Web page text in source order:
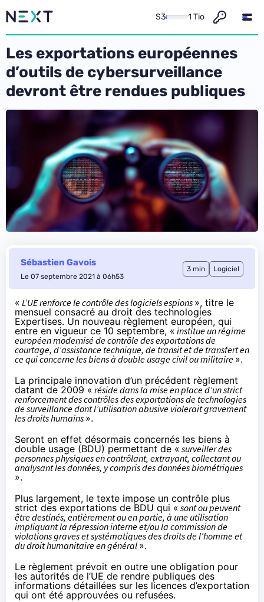
S3 1 Tio
Les exportations européennes
d’outils de cybersurveillance
devront être rendues publiques
Sébastien Gavois
Le 07 septembre 2021 à 06h53
3 min Logiciel
« L’UE renforce le contrôle des logiciels espions », titre le
mensuel consacré au droit des technologies
Expertises. Un nouveau règlement européen, qui
entre en vigueur ce 10 septembre, « institue un régime
européen modernisé de contrôle des exportations de
courtage, d’assistance technique, de transit et de transfert en
ce qui concerne les biens à double usage civil ou militaire ».
La principale innovation d’un précédent règlement
datant de 2009 « réside dans la mise en place d’un strict
renforcement des contrôles des exportations de technologies
de surveillance dont l’utilisation abusive violerait gravement
les droits humains ».
Seront en effet désormais concernés les biens à
double usage (BDU) permettant de « surveiller des
personnes physiques en contrôlant, extrayant, collectant ou
analysant les données, y compris des données biométriques
».
Plus largement, le texte impose un contrôle plus
strict des exportations de BDU qui « sont ou peuvent
être destinés, entièrement ou en partie, à une utilisation
impliquant la répression interne et/ou la commission de
violations graves et systématiques des droits de l’homme et
du droit humanitaire en général ».
Le règlement prévoit en outre une obligation pour
les autorités de l’UE de rendre publiques des
informations détaillées sur les licences d’exportation
qui ont été approuvées ou refusées.